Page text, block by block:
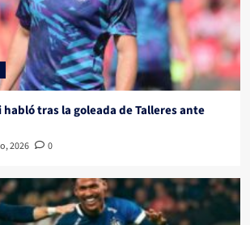
tras la goleada de Talleres ante
2026 0